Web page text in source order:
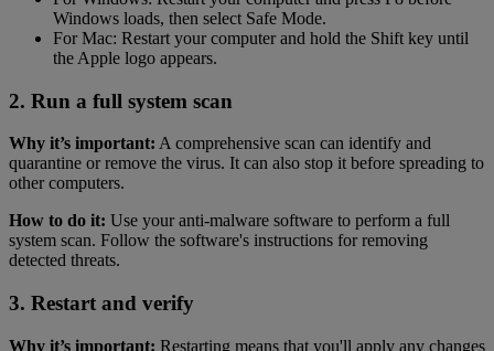
Windows loads, then select Safe Mode.
For Mac: Restart your computer and hold the Shift key until
the Apple logo appears.
2. Run a full system scan
Why it’s important: A comprehensive scan can identify and
quarantine or remove the virus. It can also stop it before spreading to
other computers.
How to do it: Use your anti-malware software to perform a full
system scan. Follow the software's instructions for removing
detected threats.
3. Restart and verify
Why it’s important: Restarting means that you'll apply any changes